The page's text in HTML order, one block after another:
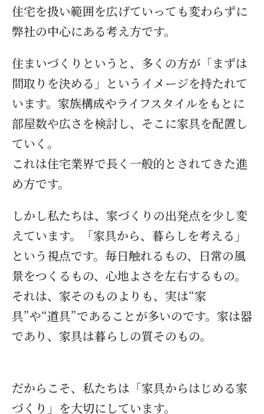
住宅を扱い範囲を広げていっても変わらずに
弊社の中心にある考え方です。
住まいづくりというと、多くの方が「まずは
間取りを決める」というイメージを持たれて
います。家族構成やライフスタイルをもとに
部屋数や広さを検討し、そこに家具を配置し
ていく。
これは住宅業界で長く一般的とされてきた進
め方です。
しかし私たちは、家づくりの出発点を少し変
えています。「家具から、暮らしを考える」
という視点です。毎日触れるもの、日常の風
景をつくるもの、心地よさを左右するもの。
それは、家そのものよりも、実は“家
具”や“道具”であることが多いのです。家は器
であり、家具は暮らしの質そのもの。
だからこそ、私たちは「家具からはじめる家
づくり」を大切にしています。